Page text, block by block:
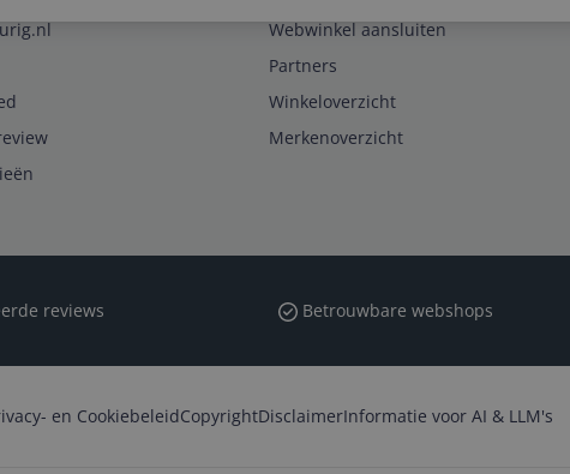
Webwinkel aansluiten
Partners
Winkeloverzicht
Merkenoverzicht
reviews Betrouwbare webshops
en CookiebeleidCopyrightDisclaimerInformatie voor AI & LLM's